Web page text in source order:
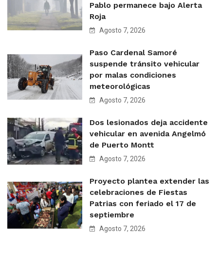
Pablo permanece bajo Alerta
Roja
Agosto 7, 2026
Paso Cardenal Samoré
suspende tránsito vehicular
por malas condiciones
meteorológicas
Agosto 7, 2026
Dos lesionados deja accidente
vehicular en avenida Angelmó
de Puerto Montt
Agosto 7, 2026
Proyecto plantea extender las
celebraciones de Fiestas
Patrias con feriado el 17 de
septiembre
Agosto 7, 2026